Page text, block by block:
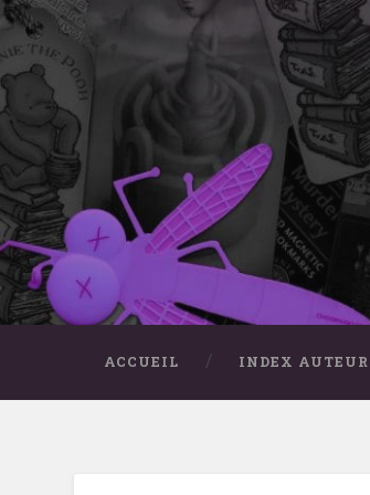
Accéder
au
contenu
principal
Recherche
ACCUEIL INDEX